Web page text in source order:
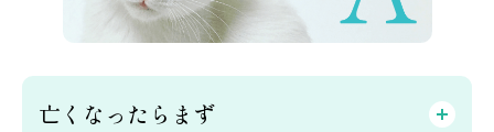
亡くなったらまず